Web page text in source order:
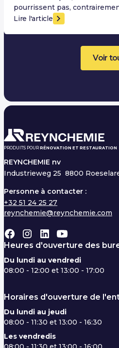
pourrissent pas,
Lire l'article
Voir
PRODUITS POUR RÉNOVATION ET RESTAURATION
REYNCHEMIE nv
Industrieweg 25 8800
Personne à contacter :
+32 51 24 25 27
reynchemie@reynchemie.com
Heures d'ouverture des
Du lundi au vendredi
08:00 - 12:00 et 13:00 - 17:00
Horaires d'ouverture de
Du lundi au jeudi
08:00 - 11:30 et 13:00 - 16:30
Les vendredis